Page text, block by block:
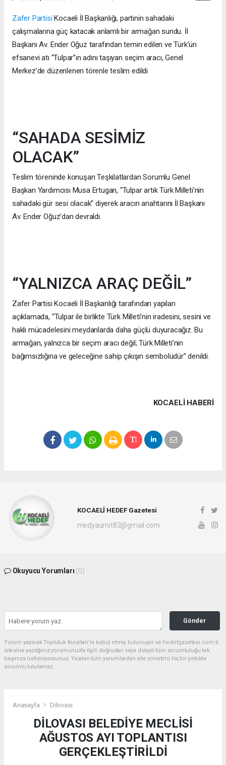
Zafer Partisi Kocaeli İl Başkanlığı, partinin sahadaki
çalışmalarına güç katacak anlamlı bir armağan sundu. İl
Başkanı Av. Ender Oğuz tarafından temin edilen ve Türk’ün
efsanevi atı “Tulpar”ın adını taşıyan seçim aracı, Genel
Merkez’de düzenlenen törenle teslim edildi
“SAHADA SESİMİZ
OLACAK”
Teslim töreninde konuşan Teşkilatlardan Sorumlu Genel
Başkan Yardımcısı Musa Ertugan, “Tulpar artık Türk Milleti’nin
sahadaki gür sesi olacak” diyerek aracın anahtarını İl Başkanı
Av. Ender Oğuz’dan devraldı.
“YALNIZCA ARAÇ DEĞİL”
Zafer Partisi Kocaeli İl Başkanlığı tarafından yapılan
açıklamada, “Tulpar ile birlikte Türk Milleti’nin iradesini, sesini ve
haklı mücadelesini meydanlarda daha güçlü duyuracağız. Bu
armağan, yalnızca bir seçim aracı değil; Türk Milleti’nin
bağımsızlığına ve geleceğine sahip çıkışın sembolüdür” denildi.
KOCAELI HABERİ
KOCAELİ HEDEF Gazetesi
medyaumit82@gmail.com
Okuyucu Yorumları (0)
Gönder
Yorum yazarak Topluluk Kuralları’nı kabul etmiş bulunuyor ve hedefgazetesi.com.tr
sitesine yaptığınız yorumunuzla ilgili doğrudan veya dolaylı tüm sorumluluğu tek
başınıza üstleniyorsunuz. Yazılan tüm yorumlardan site yönetimi hiçbir şekilde
sorumlu tutulamaz.
Anasayfa Dilovası
DİLOVASI BELEDİYE MECLİSİ
AĞUSTOS AYI TOPLANTISI
GERÇEKLEŞTİRİLDİ